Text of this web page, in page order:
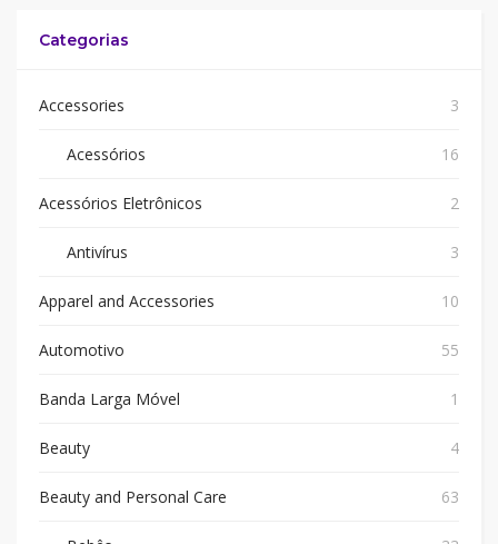
Categorias
Accessories 3
Acessórios 16
Acessórios Eletrônicos 2
Antivírus 3
Apparel and Accessories 10
Automotivo 55
Banda Larga Móvel 1
Beauty 4
Beauty and Personal Care 63